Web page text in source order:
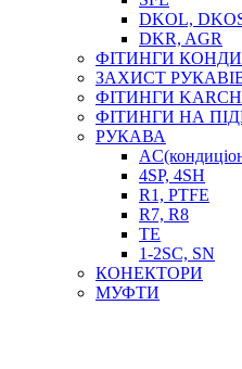
DKOL,
DKR, AGR
ФІТИНГИ
ЗАХИСТ
ФІТИНГИ
ФІТИНГИ НА
РУКАВА
4SP, 4SH
R1, PTFE
R7, R8
TE
1-2SC, SN
КОНЕКТОРИ
МУФТИ